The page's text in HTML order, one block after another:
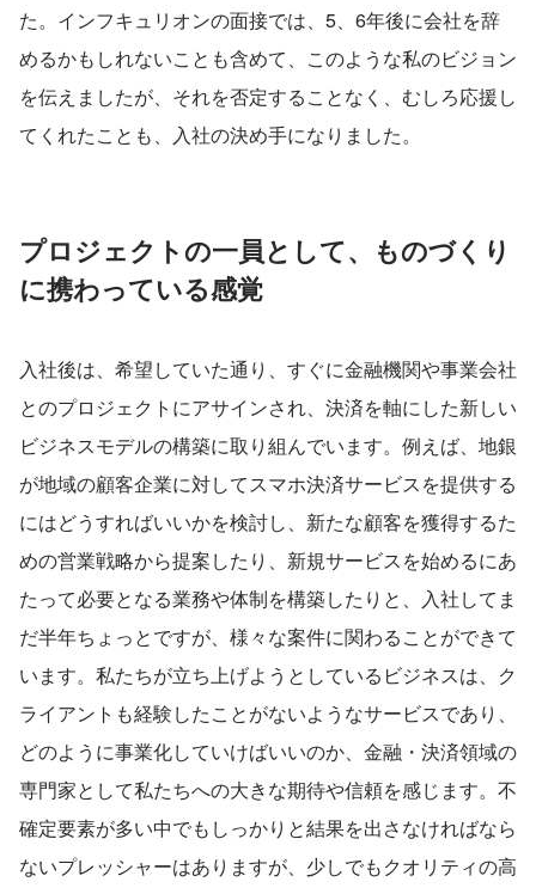
た。インフキュリオンの面接では、5、6年後に会社を辞
めるかもしれないことも含めて、このような私のビジョン
を伝えましたが、それを否定することなく、むしろ応援し
てくれたことも、入社の決め手になりました。
プロジェクトの一員として、ものづくり
に携わっている感覚
入社後は、希望していた通り、すぐに金融機関や事業会社
とのプロジェクトにアサインされ、決済を軸にした新しい
ビジネスモデルの構築に取り組んでいます。例えば、地銀
が地域の顧客企業に対してスマホ決済サービスを提供する
にはどうすればいいかを検討し、新たな顧客を獲得するた
めの営業戦略から提案したり、新規サービスを始めるにあ
たって必要となる業務や体制を構築したりと、入社してま
だ半年ちょっとですが、様々な案件に関わることができて
います。私たちが立ち上げようとしているビジネスは、ク
ライアントも経験したことがないようなサービスであり、
どのように事業化していけばいいのか、金融・決済領域の
専門家として私たちへの大きな期待や信頼を感じます。不
確定要素が多い中でもしっかりと結果を出さなければなら
ないプレッシャーはありますが、少しでもクオリティの高